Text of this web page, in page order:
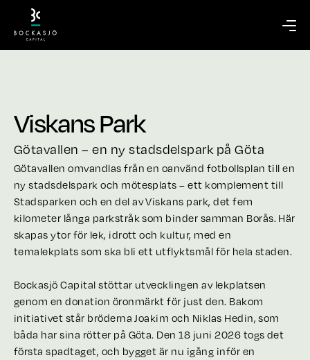
Viskans Park
Götavallen – en ny stadsdelspark på Göta
Götavallen omvandlas från en oanvänd fotbollsplan till en
ny stadsdelspark och mötesplats – ett komplement till
Stadsparken och en del av Viskans park, det fem
kilometer långa parkstråk som binder samman Borås. Här
skapas ytor för lek, idrott och kultur, med en
temalekplats som ska bli ett utflyktsmål för hela staden.
Bockasjö Capital stöttar utvecklingen av lekplatsen
genom en donation öronmärkt för just den. Bakom
initiativet står bröderna Joakim och Niklas Hedin, som
båda har sina rötter på Göta. Den 18 juni 2026 togs det
första spadtaget, och bygget är nu igång inför en